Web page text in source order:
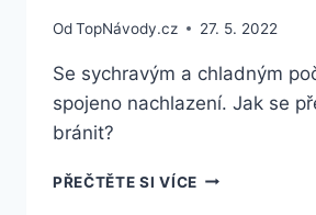
OdTopNávody.cz 27. 5. 2022
Se sychravým a chladným
spojeno nachlazení. Jak se
bránit?
PŘEČTĚTE SI VÍCEJAK